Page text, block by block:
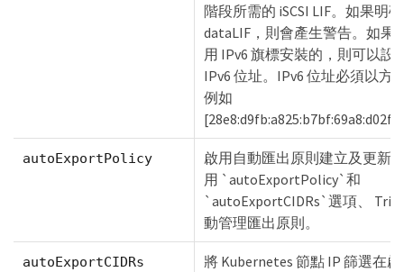
階段所需的 iSCSI LIF。如果明
dataLIF，則會產生警告。如果
用 IPv6 旗標安裝的，則可以設
IPv6 位址。IPv6 位址必須以方
例如
autoExportPolicy
啟用自動匯出原則建立及更新[
用 `autoExportPolicy`和
`autoExportCIDRs`選項、
動管理匯出原則。
autoExportCIDRs
將 Kubernetes 節點 IP 篩選在